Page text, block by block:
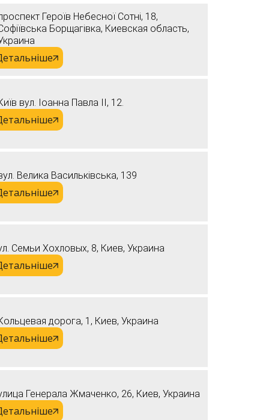
Героїв Небесної Сотні, 18,
Борщагівка, Киевская область,
вул. Іоанна Павла II, 12.
Велика Васильківська, 139
Семьи Хохловых, 8, Киев, Украина
дорога, 1, Киев, Украина
Генерала Жмаченко, 26, Киев, Украина